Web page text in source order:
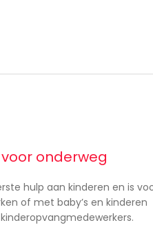
onderweg
hulp aan kinderen en is
of met baby’s en kinderen